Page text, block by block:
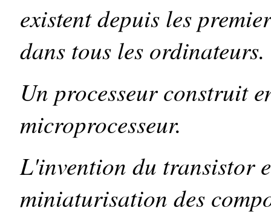
existent depuis les
dans tous les ordinateurs.
Un processeur construit
microprocesseur.
L'invention du transistor
miniaturisation des